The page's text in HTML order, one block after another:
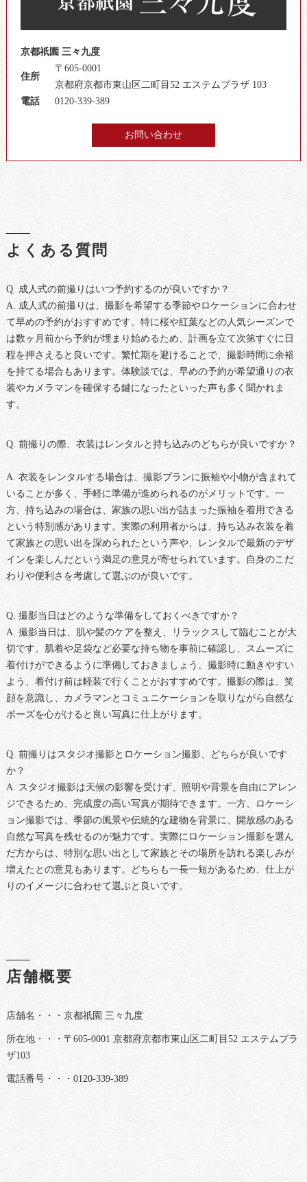
京都祇園 三々九度
住所
〒605-0001
京都府京都市東山区二町目52 エステムプラザ 103
電話
0120-339-389
お問い合わせ
よくある質問
Q. 成人式の前撮りはいつ予約するのが良いですか？
A. 成人式の前撮りは、撮影を希望する季節やロケーションに合わせ
て早めの予約がおすすめです。特に桜や紅葉などの人気シーズンで
は数ヶ月前から予約が埋まり始めるため、計画を立て次第すぐに日
程を押さえると良いです。繁忙期を避けることで、撮影時間に余裕
を持てる場合もあります。体験談では、早めの予約が希望通りの衣
装やカメラマンを確保する鍵になったといった声も多く聞かれま
す。
Q. 前撮りの際、衣装はレンタルと持ち込みのどちらが良いですか？
A. 衣装をレンタルする場合は、撮影プランに振袖や小物が含まれて
いることが多く、手軽に準備が進められるのがメリットです。一
方、持ち込みの場合は、家族の思い出が詰まった振袖を着用できる
という特別感があります。実際の利用者からは、持ち込み衣装を着
て家族との思い出を深められたという声や、レンタルで最新のデザ
インを楽しんだという満足の意見が寄せられています。自身のこだ
わりや便利さを考慮して選ぶのが良いです。
Q. 撮影当日はどのような準備をしておくべきですか？
A. 撮影当日は、肌や髪のケアを整え、リラックスして臨むことが大
切です。肌着や足袋など必要な持ち物を事前に確認し、スムーズに
着付けができるように準備しておきましょう。撮影時に動きやすい
よう、着付け前は軽装で行くことがおすすめです。撮影の際は、笑
顔を意識し、カメラマンとコミュニケーションを取りながら自然な
ポーズを心がけると良い写真に仕上がります。
Q. 前撮りはスタジオ撮影とロケーション撮影、どちらが良いです
か？
A. スタジオ撮影は天候の影響を受けず、照明や背景を自由にアレン
ジできるため、完成度の高い写真が期待できます。一方、ロケーシ
ョン撮影では、季節の風景や伝統的な建物を背景に、開放感のある
自然な写真を残せるのが魅力です。実際にロケーション撮影を選ん
だ方からは、特別な思い出として家族とその場所を訪れる楽しみが
増えたとの意見もあります。どちらも一長一短があるため、仕上が
りのイメージに合わせて選ぶと良いです。
店舗概要
店舗名・・・京都祇園 三々九度
所在地・・・〒605-0001 京都府京都市東山区二町目52 エステムプラ
ザ103
電話番号・・・0120-339-389